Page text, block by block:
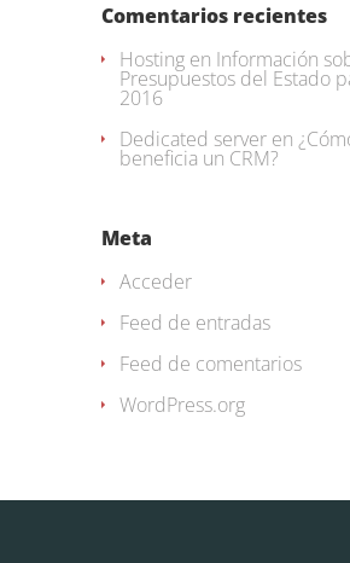
Comentarios recientes
Hosting en Información
Presupuestos del Estado
2016
Dedicated server en
beneficia un CRM?
Meta
Acceder
Feed de entradas
Feed de comentarios
WordPress.org